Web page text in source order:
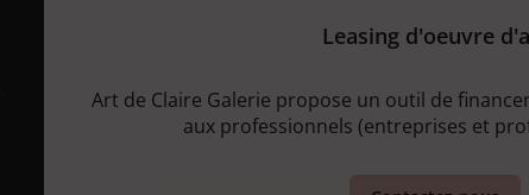
Leasing d'oeuvre
Art de Claire Galerie propose un outil de
aux professionnels (entreprises et